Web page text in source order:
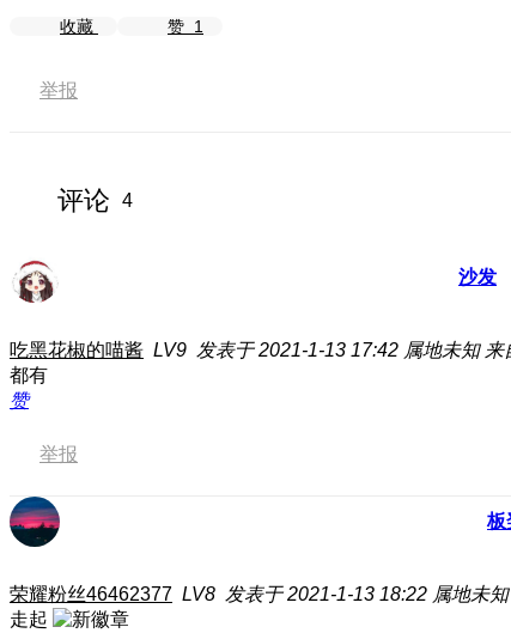
收藏 赞 1
举报
评论 4
沙发
吃黑花椒的喵酱 LV9 发表于 2021-1-13 17:42 属地未知 来
都有
赞
举报
板
荣耀粉丝46462377 LV8 发表于 2021-1-13 18:22 属地未知
走起